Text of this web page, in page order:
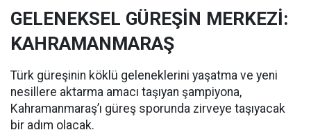
GELENEKSEL GÜREŞİN MERKEZİ:
KAHRAMANMARAŞ
Türk güreşinin köklü geleneklerini yaşatma ve yeni
nesillere aktarma amacı taşıyan şampiyona,
Kahramanmaraş’ı güreş sporunda zirveye taşıyacak
bir adım olacak.